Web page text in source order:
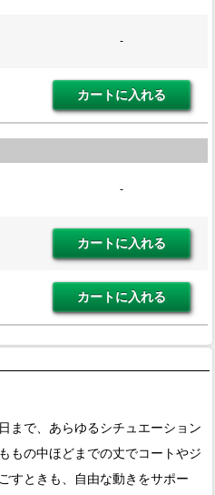
-
-
まで、あらゆるシチュエーション
もの中ほどまでの丈でコートやジ
すときも、自由な動きをサポー